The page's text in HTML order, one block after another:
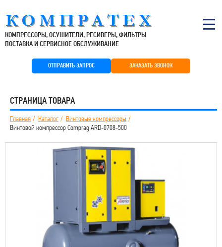
КОМПРЕССОРЫ, ОСУШИТЕЛИ, РЕСИВЕРЫ, ФИЛЬТРЫ
ПОСТАВКА И СЕРВИСНОЕ ОБСЛУЖИВАНИЕ
ОТПРАВИТЬ ЗАПРОС ЗАКАЗАТЬ ЗВОНОК
СТРАНИЦА ТОВАРА
Главная Каталог
Винтовые компрессоры
Винтовой компрессор Comprag ARD-0708-500